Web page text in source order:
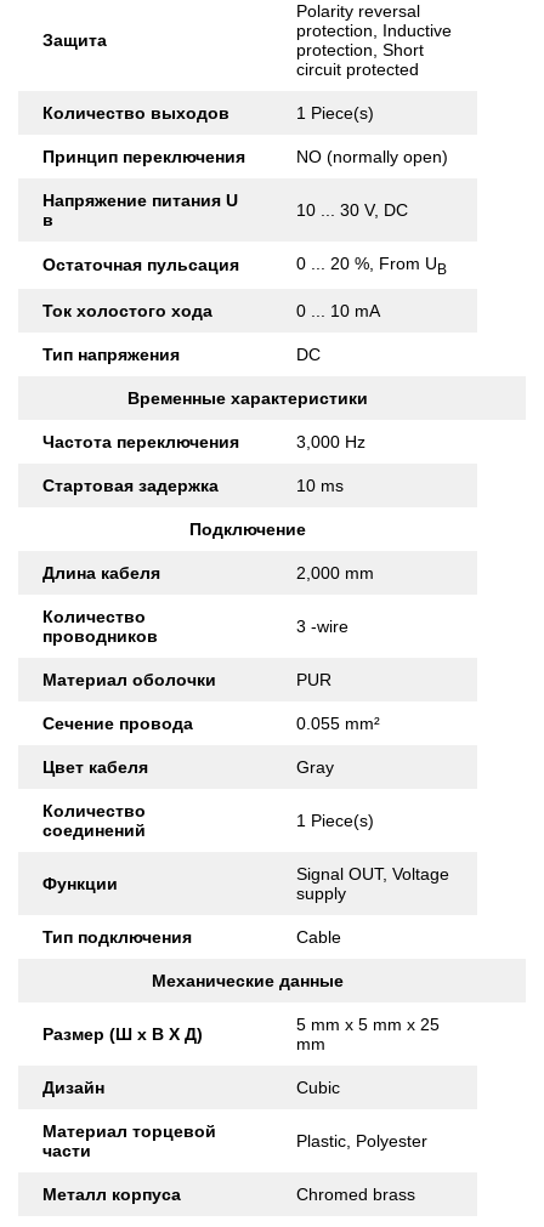
Защита
Polarity reversal
protection, Inductive
protection, Short
circuit protected
Количество выходов 1 Piece(s)
Принцип переключения NO (normally open)
Напряжение питания U
в
10 ... 30 V, DC
Остаточная пульсация 0 ... 20 %, From UB
Ток холостого хода 0 ... 10 mA
Тип напряжения DC
Временные характеристики
Частота переключения 3,000 Hz
Стартовая задержка 10 ms
Подключение
Длина кабеля 2,000 mm
Количество
проводников
3 -wire
Материал оболочки PUR
Сечение провода 0.055 mm²
Цвет кабеля Gray
Количество
соединений
1 Piece(s)
Функции
Signal OUT, Voltage
supply
Тип подключения Cable
Механические данные
Размер (Ш x В X Д)
5 mm x 5 mm x 25
mm
Дизайн Cubic
Материал торцевой
части
Plastic, Polyester
Металл корпуса Chromed brass